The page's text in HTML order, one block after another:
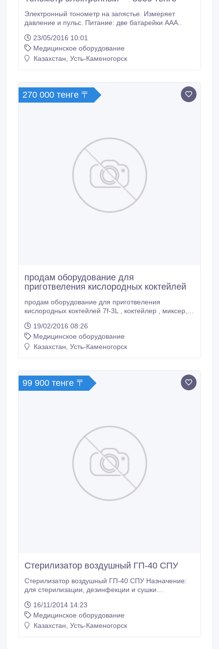
Электронный тонометр на запястье. Измеряет
давление и пульс. Питание: две батарейки ААА..
23/05/2016 10:01
Медицинское оборудование
Казахстан, Усть-Каменогорск
270 000 тенге 〒
продам оборудование для
приготвеления кислородных коктейлей
продам оборудование для приготвеления
кислородных коктейлей 7f-3L , коктейлер , миксер,
19/02/2016 08:26
Медицинское оборудование
Казахстан, Усть-Каменогорск
99 900 тенге 〒
Стерилизатор воздушный ГП-40 СПУ
Стерилизатор воздушный ГП-40 СПУ Назначение:
для стерилизации, дезинфекции и сушки
принадлежностей, материалов Применение: в
лечебно-профилактических учреждениях, станциях
переливания крови, стоматологических клиниках,
16/11/2014 14:23
Медицинское оборудование
Казахстан, Усть-Каменогорск